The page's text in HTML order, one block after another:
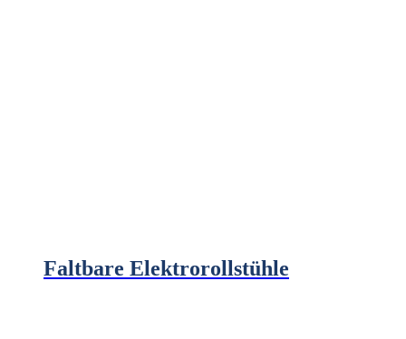
Faltbare Elektrorollstühle